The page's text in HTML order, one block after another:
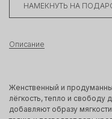
НАМЕКНУТЬ НА
Описание
Женственный и
лёгкость, тепло и
добавляют образу